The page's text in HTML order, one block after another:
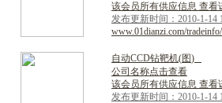
该会员所有供应信息 查看
发布更新时间：2010-1-14
www.01dianzi.com/
自动CCD钻靶机(图)
公司名称点击查看
该会员所有供应信息 查看
发布更新时间：2010-1-14